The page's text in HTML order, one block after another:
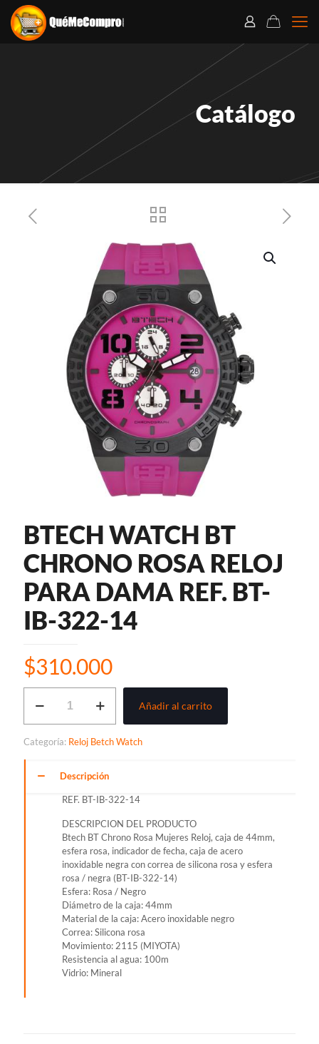
Catálogo
BTECH WATCH BT
CHRONO ROSA RELOJ
PARA DAMA REF. BT-
IB-322-14
$310.000
WATCH
ROSA
RELOJ
PARA
Añadir al carrito
Categoría: Reloj Betch Watch
Descripción
REF. BT-IB-322-14
DESCRIPCION DEL PRODUCTO
Btech BT Chrono Rosa Mujeres Reloj, caja de 44mm,
esfera rosa, indicador de fecha, caja de acero
inoxidable negra con correa de silicona rosa y esfera
rosa / negra (BT-IB-322-14)
Esfera: Rosa / Negro
Diámetro de la caja: 44mm
Material de la caja: Acero inoxidable negro
Correa: Silicona rosa
Movimiento: 2115 (MIYOTA)
Resistencia al agua: 100m
Vidrio: Mineral